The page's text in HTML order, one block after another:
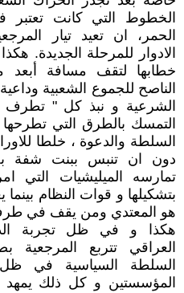
الخطوط التي کانت
الحمر، ان تعید تیار
الادوار للمرحلة الجدیدة.
خطابها لتقف مسافة
الناصح للجموع الشعبیة
الشرعیة و نبذ کل " تطرف
التمسك بالطرق التي
السلطة والدعوة ، خلطا
دون ان تنبس ببنت شفة
تمارسه المیلیشیات التي
بتشکیلها و قوات النظام
هو المعتدي ومن یقف في
هکذا و في ظل تجربة
العراقي تتربع
السلطة السیاسیة في ظل
المؤسستین و کل ذلك یمهد